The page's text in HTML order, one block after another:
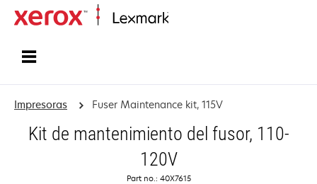
Impresoras Fuser Maintenance kit, 115V
Kit de mantenimiento del fusor, 110-
120V
Part no.: 40X7615